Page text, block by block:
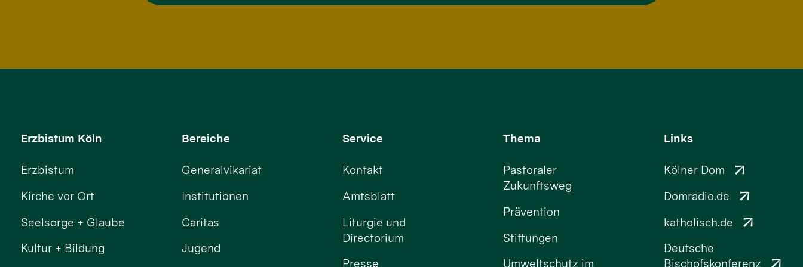
Erzbistum Köln
Erzbistum
Kirche vor Ort
Seelsorge + Glaube
Kultur + Bildung
Bereiche
Generalvikariat
Institutionen
Caritas
Jugend
Service
Kontakt
Amtsblatt
Liturgie und
Directorium
Presse
Thema
Pastoraler
Zukunftsweg
Prävention
Stiftungen
Umweltschutz im
Links
Kölner Dom
Domradio.de
katholisch.de
Deutsche
Bischofskonferenz